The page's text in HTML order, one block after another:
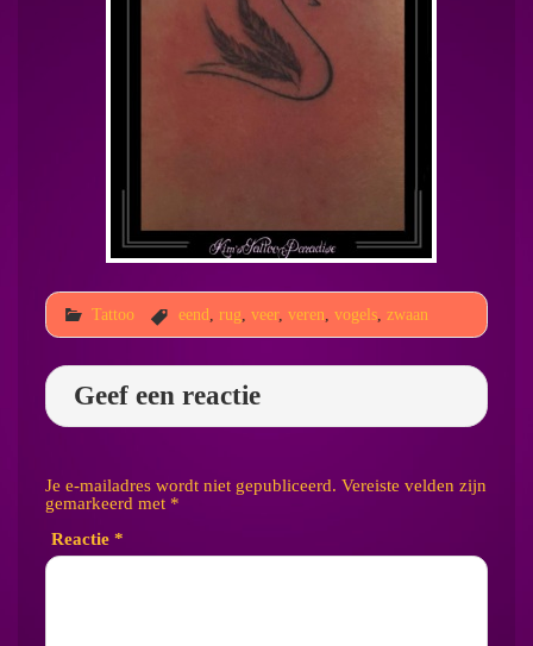
Tattoo eend rug veer, veren vogels, zwaan
Geef een reactie
Je e-mailadres wordt niet gepubliceerd. Vereiste velden zijn
gemarkeerd met *
Reactie *